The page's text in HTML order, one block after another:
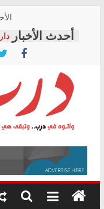
content
درب
وأتوه
درب..
وتبقى
هي